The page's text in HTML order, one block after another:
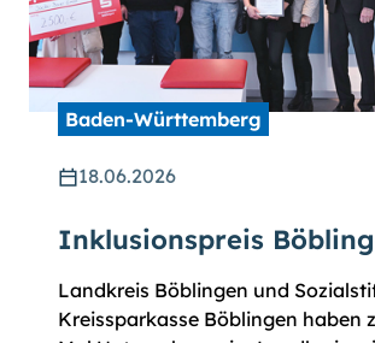
Baden-Württemberg
18.06.2026
Inklusionspreis
Landkreis Böblingen und
Kreissparkasse Böblingen haben